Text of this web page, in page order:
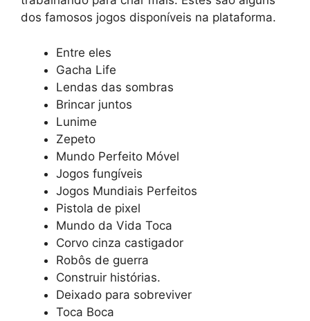
dos famosos jogos disponíveis na plataforma.
Entre eles
Gacha Life
Lendas das sombras
Brincar juntos
Lunime
Zepeto
Mundo Perfeito Móvel
Jogos fungíveis
Jogos Mundiais Perfeitos
Pistola de pixel
Mundo da Vida Toca
Corvo cinza castigador
Robôs de guerra
Construir histórias.
Deixado para sobreviver
Toca Boca